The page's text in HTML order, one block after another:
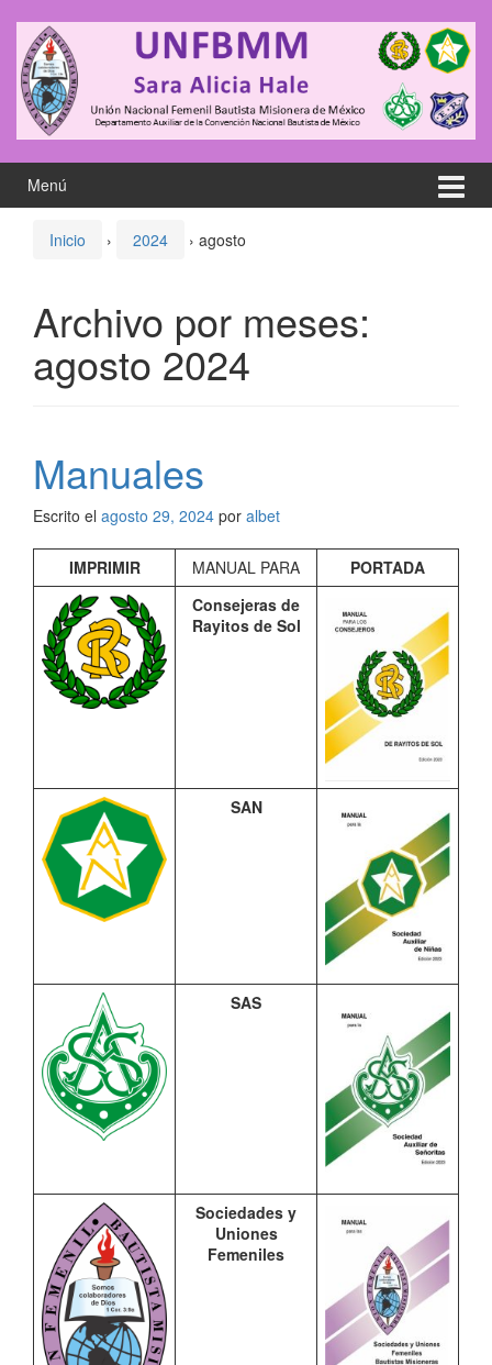
contenido
meú
principal
Menú
Inicio › 2024 › agosto
Archivo por meses:
agosto 2024
Manuales
Escrito el agosto 29, 2024 por albet
IMPRIMIR MANUAL PARA
PORTADA
Consejeras de
Rayitos de Sol
SAN
SAS
Sociedades y
Uniones
Femeniles